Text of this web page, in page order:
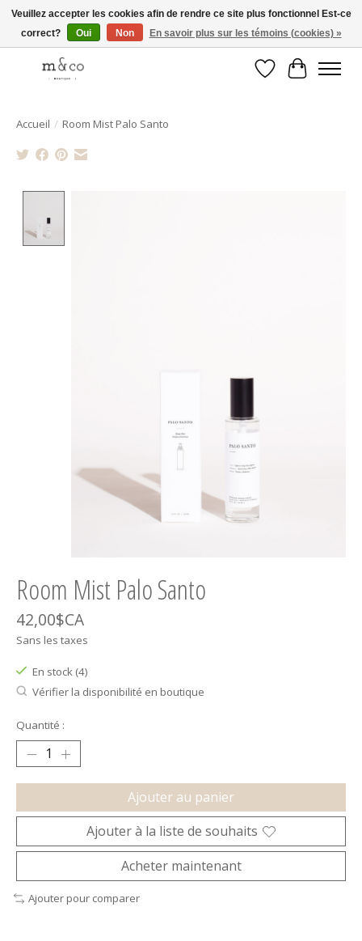
Livraison gratuite avec tout achat de 250$ et plus
Liste dePanier
Accueil / Room Mist Palo Santo
Room Mist Palo Santo
42,00$CA
Sans les taxes
En stock (4)
Vérifier la disponibilité en boutique
Quantité :
Ajouter au panier
Ajouter à la liste de souhaits
Acheter maintenant
Ajouter pour comparer
Veuillez accepter les cookies afin de rendre ce site plus fonctionnel Est-ce
correct?
Oui Non En savoir plus sur les témoins (cookies) »